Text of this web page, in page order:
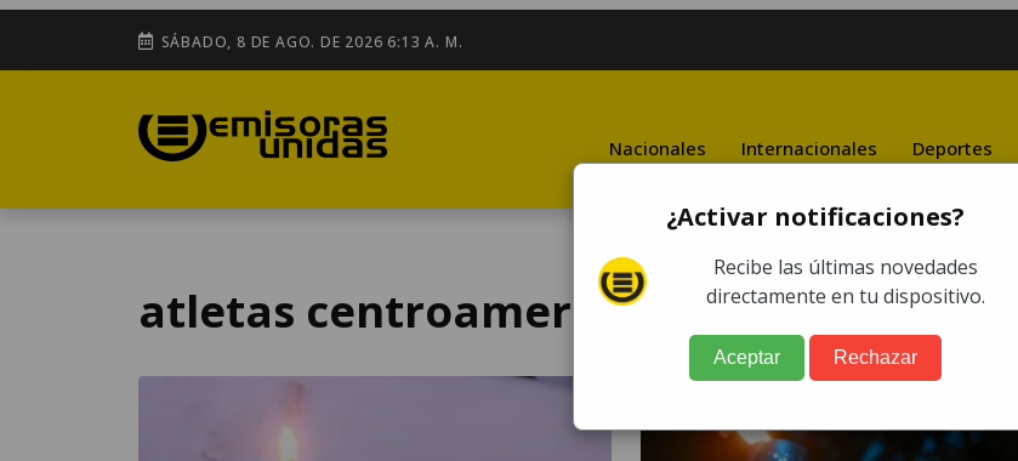
SÁBADO, 8 DE AGO. DE 2026 6:13 A. M.
Nacionales Internacionales Deportes
atletas centroamericanos
¿Activar notificaciones?
Recibe las últimas novedades
directamente en tu dispositivo.
Aceptar Rechazar